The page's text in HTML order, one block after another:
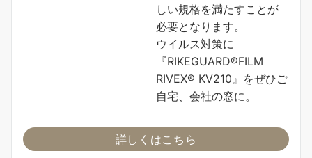
しい規格を満たすことが
必要となります。
ウイルス対策に
『RIKEGUARD®FILM
RIVEX® KV210』をぜひご
自宅、会社の窓に。
詳しくはこちら